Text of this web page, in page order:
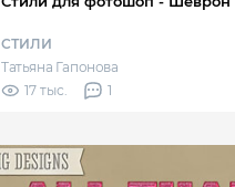
СТИЛИ
Татьяна Гапонова
17 тыс.
1